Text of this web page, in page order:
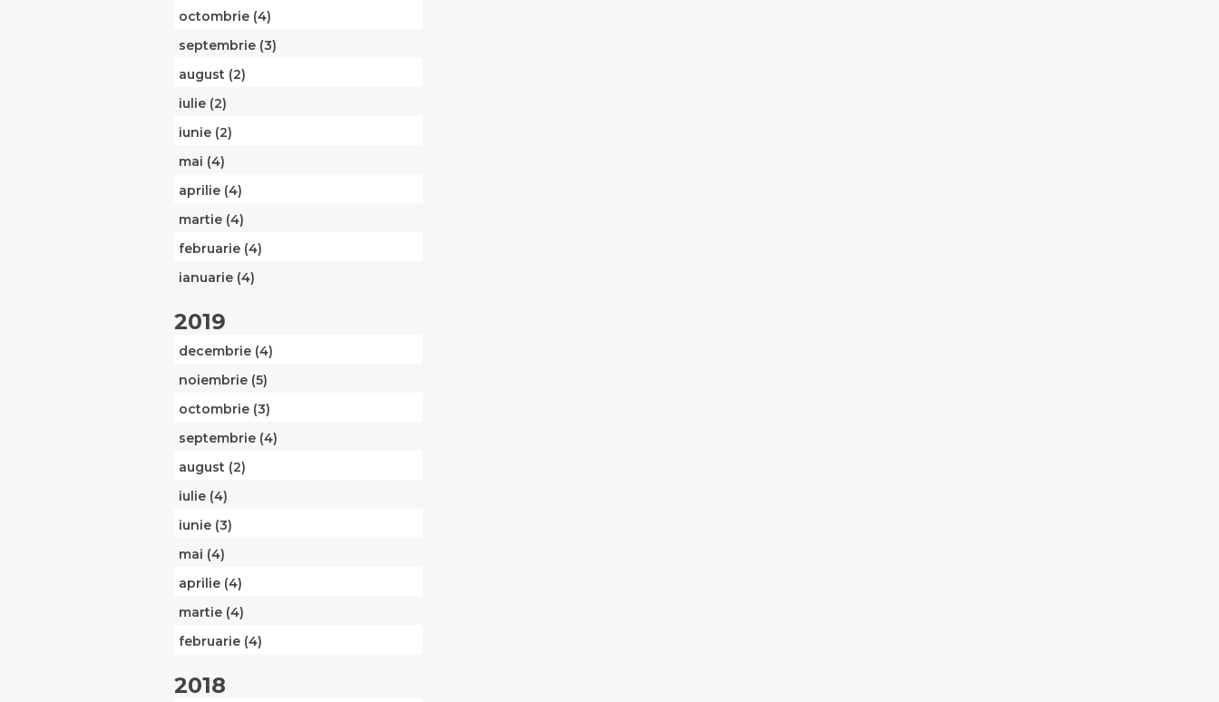
octombrie (4)
septembrie (3)
august (2)
iulie (2)
iunie (2)
mai (4)
aprilie (4)
martie (4)
februarie (4)
ianuarie (4)
2019
decembrie (4)
noiembrie (5)
octombrie (3)
septembrie (4)
august (2)
iulie (4)
iunie (3)
mai (4)
aprilie (4)
martie (4)
februarie (4)
2018